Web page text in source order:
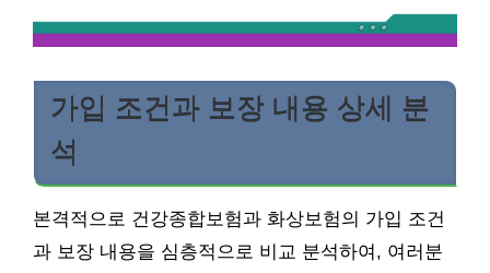
가입 조건과 보장 내용 상세 분
석
본격적으로 건강종합보험과 화상보험의 가입 조건
과 보장 내용을 심층적으로 비교 분석하여, 여러분